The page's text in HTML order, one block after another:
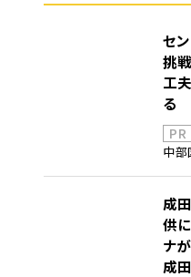
セ
挑
工
る
PR
中
成
供
ナ
成